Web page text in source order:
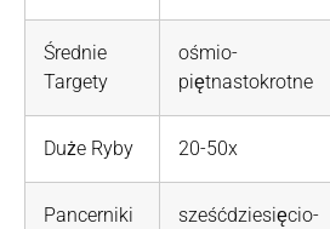
Średnie
Targety
ośmio-
piętnastokrotne
Duże Ryby 20-50x
Pancerniki
sześćdziesięcio-